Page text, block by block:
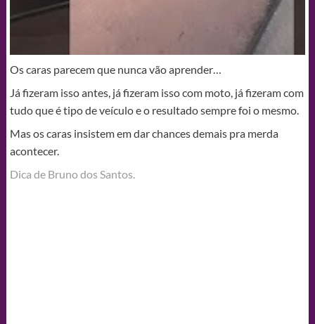
Os caras parecem que nunca vão aprender…
Já fizeram isso antes, já fizeram isso com moto, já fizeram com
tudo que é tipo de veículo e o resultado sempre foi o mesmo.
Mas os caras insistem em dar chances demais pra merda
acontecer.
Dica de Bruno dos Santos.